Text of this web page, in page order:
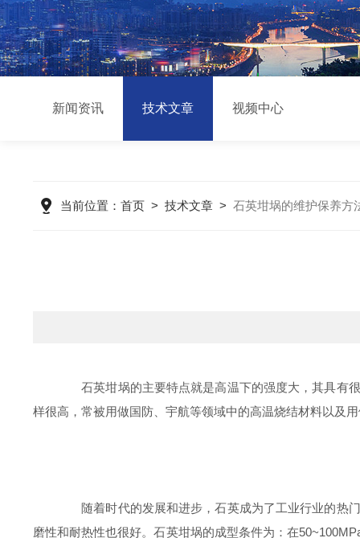
新闻资讯 技术文章 视频中心
当前位置： 首页> 技术文章> 石英坩埚的维护保养方
石英坩埚的主要特点就是高温下的强度大，其具有很
样很高，常被用做国防、宇航等领域中的高温烧结材料以及
随着时代的发展和进步，石英成为了工业行业的热门
磨性和耐热性也很好。石英坩埚的成型条件为：在